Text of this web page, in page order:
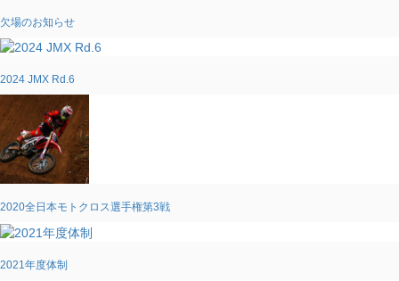
欠場のお知らせ
2024 JMX Rd.6
2020全日本モトクロス選手権第3戦
2021年度体制